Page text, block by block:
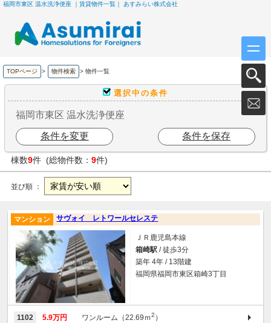
福岡市東区 温水洗浄便座 ｜賃貸物件一覧｜ あすみらい株式会社
TOPページ > 物件検索 > 物件一覧
選択中の条件
福岡市東区 温水洗浄便座
条件を変更 条件を保存
棟数9件 (総物件数： 9件)
並び順 ：
サヴォイ レトワールセレステ
マンション
ＪＲ鹿児島本線
箱崎駅 / 徒歩3分
築年 4年 / 13階建
福岡県福岡市東区箱崎3丁目
1102 5.9万円 ワンルーム（22.69ｍ2 ）